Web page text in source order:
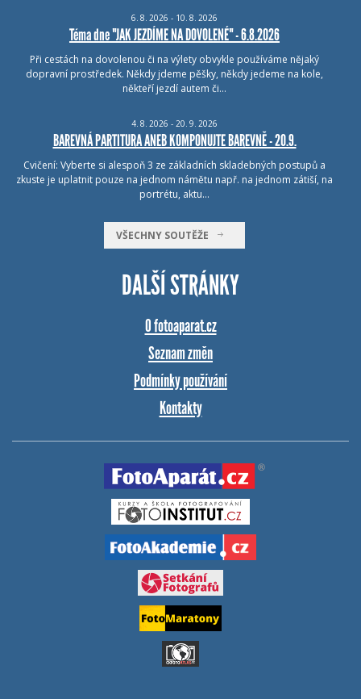
6. 8. 2026 - 10. 8. 2026
Téma dne "JAK JEZDÍME NA DOVOLENÉ" - 6.8.2026
Při cestách na dovolenou či na výlety obvykle používáme nějaký
dopravní prostředek. Někdy jdeme pěšky, někdy jedeme na kole,
někteří jezdí autem či…
4. 8. 2026 - 20. 9. 2026
BAREVNÁ PARTITURA ANEB KOMPONUJTE BAREVNĚ - 20.9.
Cvičení: Vyberte si alespoň 3 ze základních skladebných postupů a
zkuste je uplatnit pouze na jednom námětu např. na jednom zátiší, na
portrétu, aktu…
VŠECHNY SOUTĚŽE
DALŠÍ STRÁNKY
O fotoaparat.cz
Seznam změn
Podmínky používání
Kontakty